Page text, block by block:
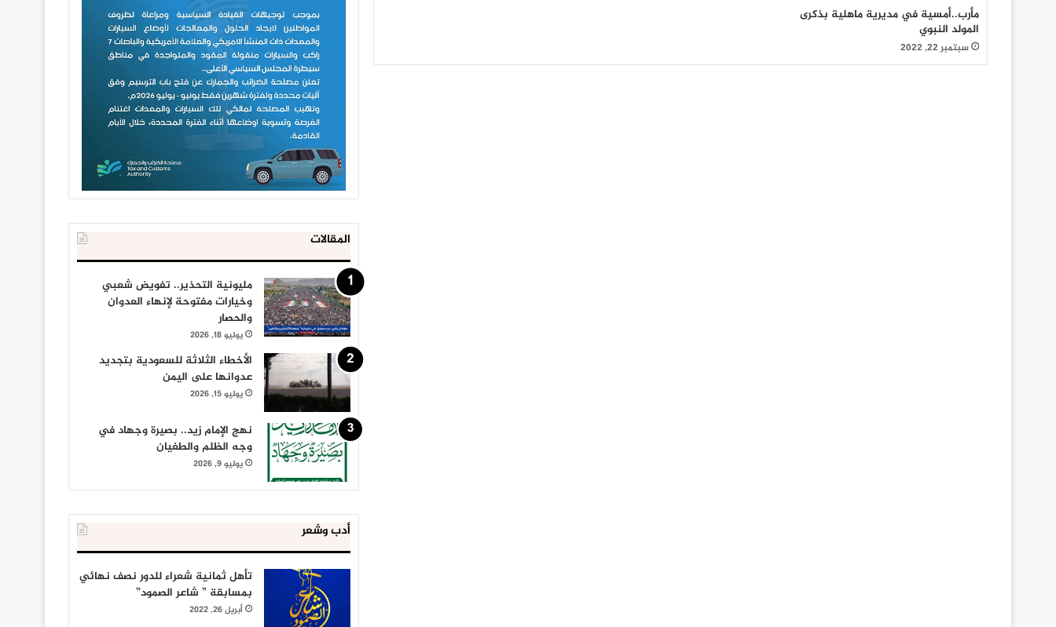
مأرب..أمسية في مديرية ماهلية بذكرى
المولد النبوي
سبتمبر 22, 2022
المقالات
مليونية التحذير.. تفويض شعبي
وخيارات مفتوحة لإنهاء العدوان
والحصار
يوليو 18, 2026
الأخطاء الثلاثة للسعودية بتجديد
عدوانها على اليمن
يوليو 15, 2026
نهج الإمام زيد.. بصيرة وجهاد في
وجه الظلم والطغيان
يوليو 9, 2026
أدب وشعر
تأهل ثمانية شعراء للدور نصف نهائي
بمسابقة ” شاعر الصمود”
أبريل 26, 2022